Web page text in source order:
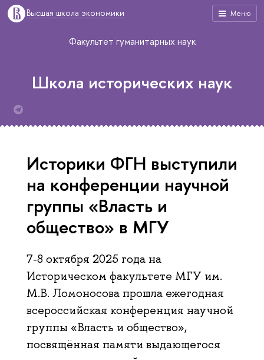
Меню
Высшая школа экономики
Факультет гуманитарных наук
Школа исторических наук
Историки ФГН выступили
на конференции научной
группы «Власть и
общество» в МГУ
7-8 октября 2025 года на
Историческом факультете МГУ им.
М.В. Ломоносова прошла ежегодная
всероссийская конференция научной
группы «Власть и общество»,
посвящённая памяти выдающегося